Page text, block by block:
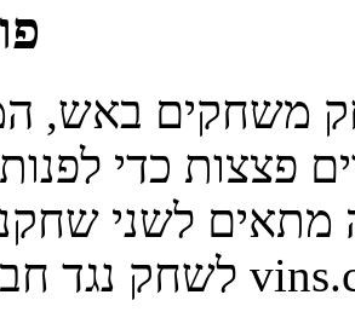
משחקים באש,
פצצות כדי
מתאים לשני
לשחק נגד